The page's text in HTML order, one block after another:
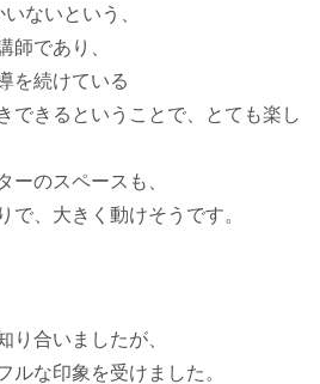
ないという、
師であり、
を続けている
できるということで、とても楽し
ーのスペースも、
で、大きく動けそうです。
り合いましたが、
ルな印象を受けました。